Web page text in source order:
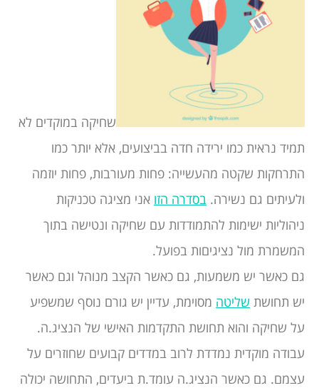
שחיקה במוקדים לא
תמיד נראית כמו ירידה חדה בביצועים, אלא יותר כמו
התרחקות שקטה מהעשייה: פחות מעורבות, פחות יוזמה
ולעיתים גם נשירה. בסדרה הזו אני מציגה טכניקות
ניהוליות ישימות להתמודדות עם שחיקה ונטישה בתוך
המשמרת מול נציגיםות בפועל.
גם כאשר יש משמעות, גם כאשר הקצב מנוהל וגם כאשר
יש תחושת שליטה מסוימת, עדיין יש גורם נוסף שמשפיע
על שחיקה והוא תחושת התקדמות האישי של הנציג.ה.
עבודה מוקדית נמדדת לרוב במדדים קבועים שחוזרים על
עצמם. גם כאשר הנציג.ה עומד.ת ביעדים, התחושה יכולה